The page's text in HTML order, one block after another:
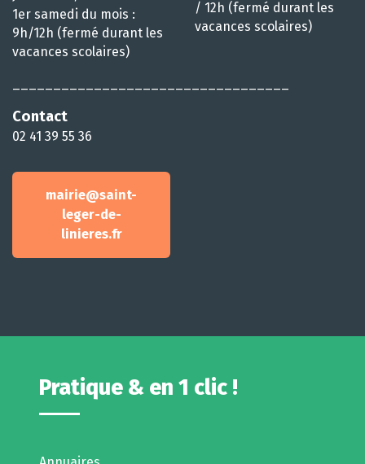
1er samedi du mois :
9h/12h (fermé durant les
vacances scolaires)
Contact
02 41 39 55 36
mairie@saint-
leger-de-
linieres.fr
/ 12h (fermé durant les
vacances scolaires)
Pratique & en 1 clic !